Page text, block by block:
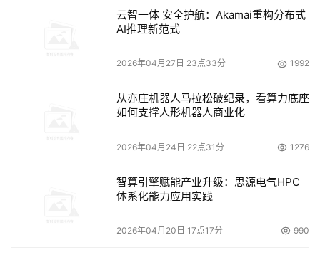
云智一体 安全护航：Akamai重构分布式
AI推理新范式
2026年04月27日 23点33分 1992
从亦庄机器人马拉松破纪录，看算力底座
如何支撑人形机器人商业化
2026年04月24日 22点31分 1276
智算引擎赋能产业升级：思源电气HPC
体系化能力应用实践
2026年04月20日 17点17分 990